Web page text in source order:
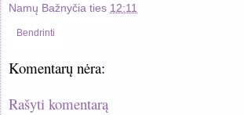
Namų Bažnyčia ties 12:11
Bendrinti
Komentarų nėra:
Rašyti komentarą